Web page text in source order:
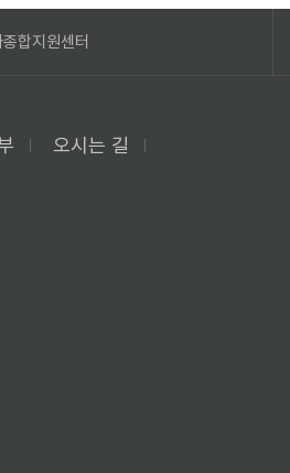
합지원센터
오시는 길